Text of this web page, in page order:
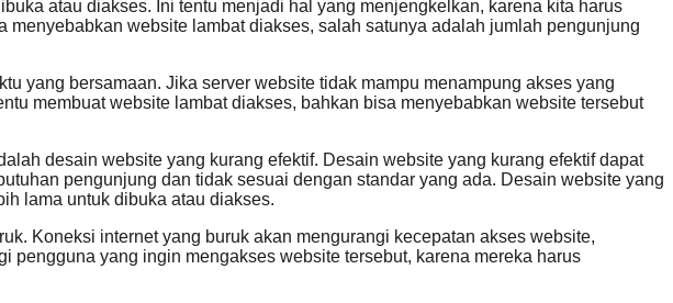
atau diakses. Ini tentu menjadi hal yang menjengkelkan, karena kita harus
website lambat diakses, salah satunya adalah jumlah pengunjung
yang bersamaan. Jika server website tidak mampu menampung akses yang
membuat website lambat diakses, bahkan bisa menyebabkan website tersebut
desain website yang kurang efektif. Desain website yang kurang efektif dapat
pengunjung dan tidak sesuai dengan standar yang ada. Desain website yang
lama untuk dibuka atau diakses.
Koneksi internet yang buruk akan mengurangi kecepatan akses website,
yang ingin mengakses website tersebut, karena mereka harus